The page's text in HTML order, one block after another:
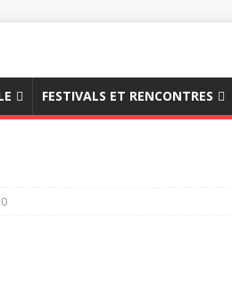
FESTIVALS ET RENCONTRES
0